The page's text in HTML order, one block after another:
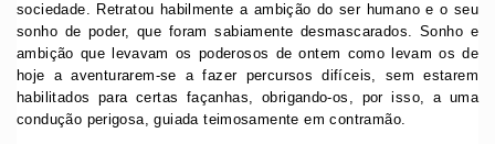
sociedade. Retratou habilmente a ambição do ser humano e o seu
sonho de poder, que foram sabiamente desmascarados. Sonho e
ambição que levavam os poderosos de ontem como levam os de
hoje a aventurarem-se a fazer percursos difíceis, sem estarem
habilitados para certas façanhas, obrigando-os, por isso, a uma
condução perigosa, guiada teimosamente em contramão.